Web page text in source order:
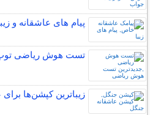
پیام های عاشقانه و
تست هوش ریاضی
زیباترین کپشن‌ها